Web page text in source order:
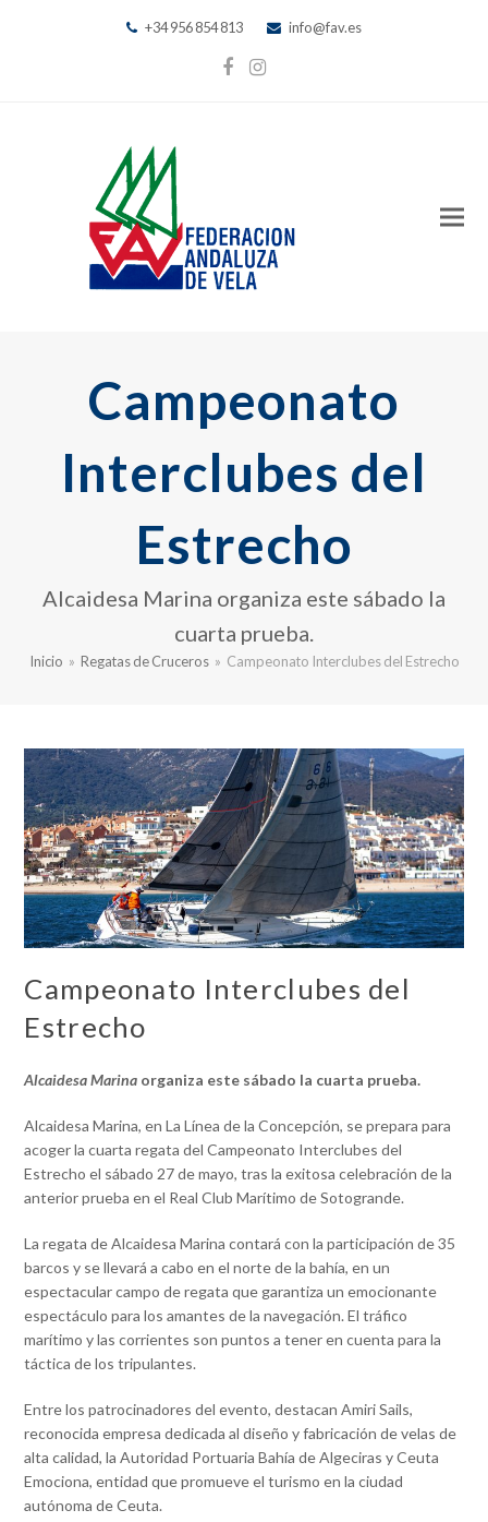
+34 956 854 813 info@fav.es
Facebook
Instagram
Campeonato
Interclubes del
Estrecho
Alcaidesa Marina organiza este sábado la
cuarta prueba.
Inicio » Regatas de Cruceros » Campeonato Interclubes del Estrecho
Campeonato Interclubes del
Estrecho
Alcaidesa Marina organiza este sábado la cuarta prueba.
Alcaidesa Marina, en La Línea de la Concepción, se prepara para
acoger la cuarta regata del Campeonato Interclubes del
Estrecho el sábado 27 de mayo, tras la exitosa celebración de la
anterior prueba en el Real Club Marítimo de Sotogrande.
La regata de Alcaidesa Marina contará con la participación de 35
barcos y se llevará a cabo en el norte de la bahía, en un
espectacular campo de regata que garantiza un emocionante
espectáculo para los amantes de la navegación. El tráfico
marítimo y las corrientes son puntos a tener en cuenta para la
táctica de los tripulantes.
Entre los patrocinadores del evento, destacan Amiri Sails,
reconocida empresa dedicada al diseño y fabricación de velas de
alta calidad, la Autoridad Portuaria Bahía de Algeciras y Ceuta
Emociona, entidad que promueve el turismo en la ciudad
autónoma de Ceuta.